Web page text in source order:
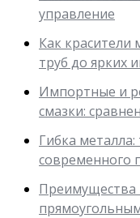
управление
Как красители
труб до ярких
Импортные и
смазки:
Гибка
современного
Преимущества